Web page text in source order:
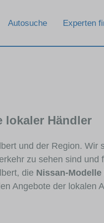
Autosuche Experten
lokaler Händler
und der Region.
zu sehen sind
die Nissan-
Angebote der lokalen